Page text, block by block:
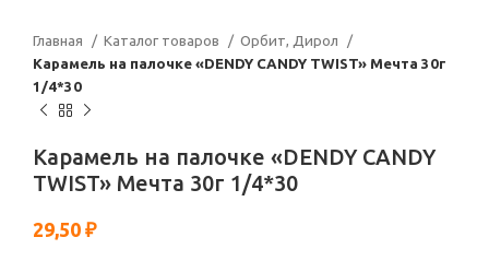
Главная Каталог товаров
Орбит, Дирол
Карамель на палочке «DENDY CANDY TWIST» Мечта 30г
1/4*30
Карамель на палочке «DENDY CANDY
TWIST» Мечта 30г 1/4*30
29,50 ₽